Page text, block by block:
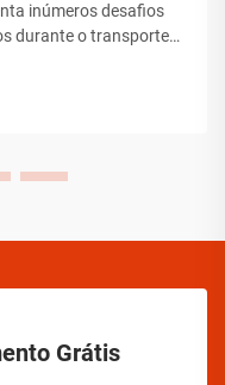
inúmeros desafios
durante o transporte.
Grátis